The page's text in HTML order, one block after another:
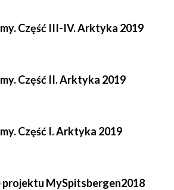
Część III-IV. Arktyka 2019
Część II. Arktyka 2019
Część I. Arktyka 2019
projektu MySpitsbergen2018